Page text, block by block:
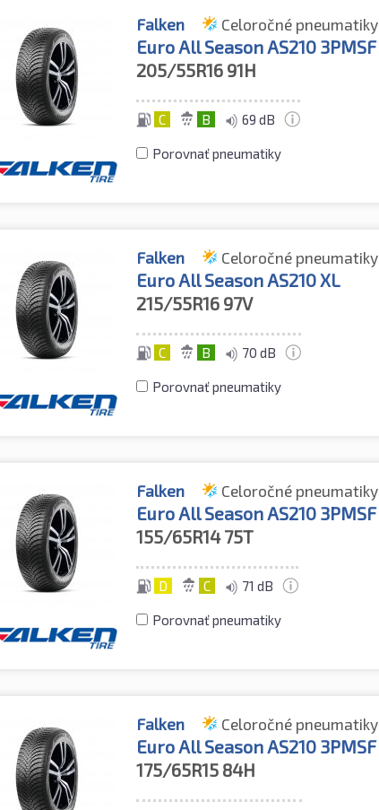
Falken Celoročné pneumatiky
Euro All Season AS210 3PMSF
205/55R16 91H
C B 69 dB
Porovnať pneumatiky
Falken Celoročné pneumatiky
Euro All Season AS210 XL
215/55R16 97V
C B 70 dB
Porovnať pneumatiky
Falken Celoročné pneumatiky
Euro All Season AS210 3PMSF
155/65R1475T
D C 71 dB
Porovnať pneumatiky
Falken Celoročné pneumatiky
Euro All Season AS210 3PMSF
175/65R15 84H